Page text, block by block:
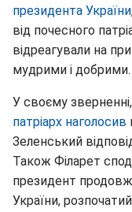
президента України
від почесного
відреагували на
мудрими і добрими.
У своєму
патріарх наголосив
Зеленський
Також Філарет
президент
України,